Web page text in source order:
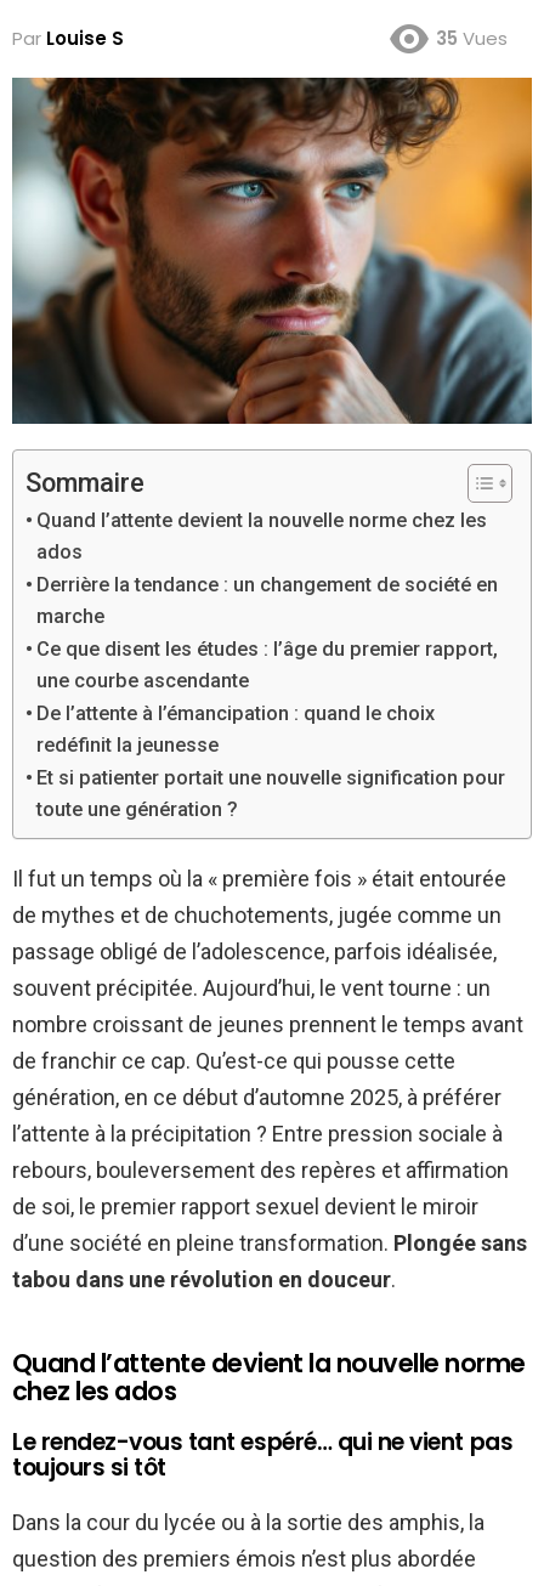
Par Louise S 35 Vues
Sommaire
Quand l’attente devient la nouvelle norme chez les
ados
Derrière la tendance : un changement de société en
marche
Ce que disent les études : l’âge du premier rapport,
une courbe ascendante
De l’attente à l’émancipation : quand le choix
redéfinit la jeunesse
Et si patienter portait une nouvelle signification pour
toute une génération ?
Il fut un temps où la « première fois » était entourée
de mythes et de chuchotements, jugée comme un
passage obligé de l’adolescence, parfois idéalisée,
souvent précipitée. Aujourd’hui, le vent tourne : un
nombre croissant de jeunes prennent le temps avant
de franchir ce cap. Qu’est-ce qui pousse cette
génération, en ce début d’automne 2025, à préférer
l’attente à la précipitation ? Entre pression sociale à
rebours, bouleversement des repères et affirmation
de soi, le premier rapport sexuel devient le miroir
d’une société en pleine transformation. Plongée sans
tabou dans une révolution en douceur.
Quand l’attente devient la nouvelle norme
chez les ados
Le rendez-vous tant espéré… qui ne vient pas
toujours si tôt
Dans la cour du lycée ou à la sortie des amphis, la
question des premiers émois n’est plus abordée